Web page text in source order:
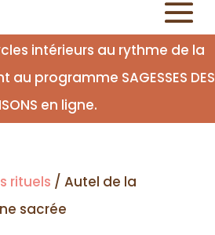
intérieurs au rythme de la
programme SAGESSES DES
en ligne.
rituels / Autel de la
sacrée